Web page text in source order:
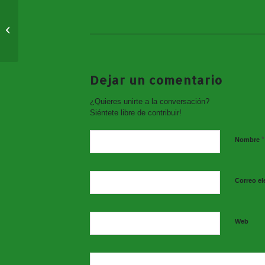
Dejar un comentario
¿Quieres unirte a la conversación?
Siéntete libre de contribuir!
Nombre *
Correo
Web